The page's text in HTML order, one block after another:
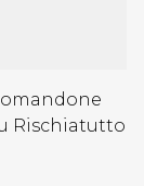
Rischiatutto